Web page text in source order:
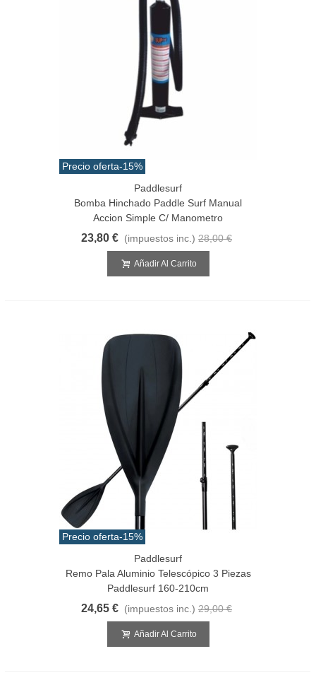
Precio oferta-15%
Paddlesurf
Bomba Hinchado Paddle Surf Manual
Accion Simple C/ Manometro
23,80 € (impuestos inc.) 28,00 €
Añadir Al Carrito
Precio oferta-15%
Paddlesurf
Remo Pala Aluminio Telescópico 3 Piezas
Paddlesurf 160-210cm
24,65 € (impuestos inc.) 29,00 €
Añadir Al Carrito